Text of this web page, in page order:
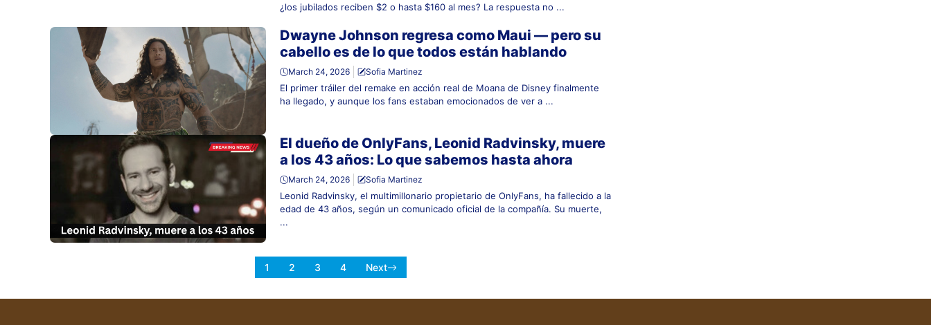
¿los jubilados reciben $2 o hasta $160 al mes? La respuesta no ...
Dwayne Johnson regresa como Maui — pero su
cabello es de lo que todos están hablando
March 24, 2026 Sofia Martinez
El primer tráiler del remake en acción real de Moana de Disney finalmente
ha llegado, y aunque los fans estaban emocionados de ver a ...
El dueño de OnlyFans, Leonid Radvinsky, muere
a los 43 años: Lo que sabemos hasta ahora
March 24, 2026 Sofia Martinez
Leonid Radvinsky, el multimillonario propietario de OnlyFans, ha fallecido a la
edad de 43 años, según un comunicado oficial de la compañía. Su muerte,
...
1 2 3 4 Next